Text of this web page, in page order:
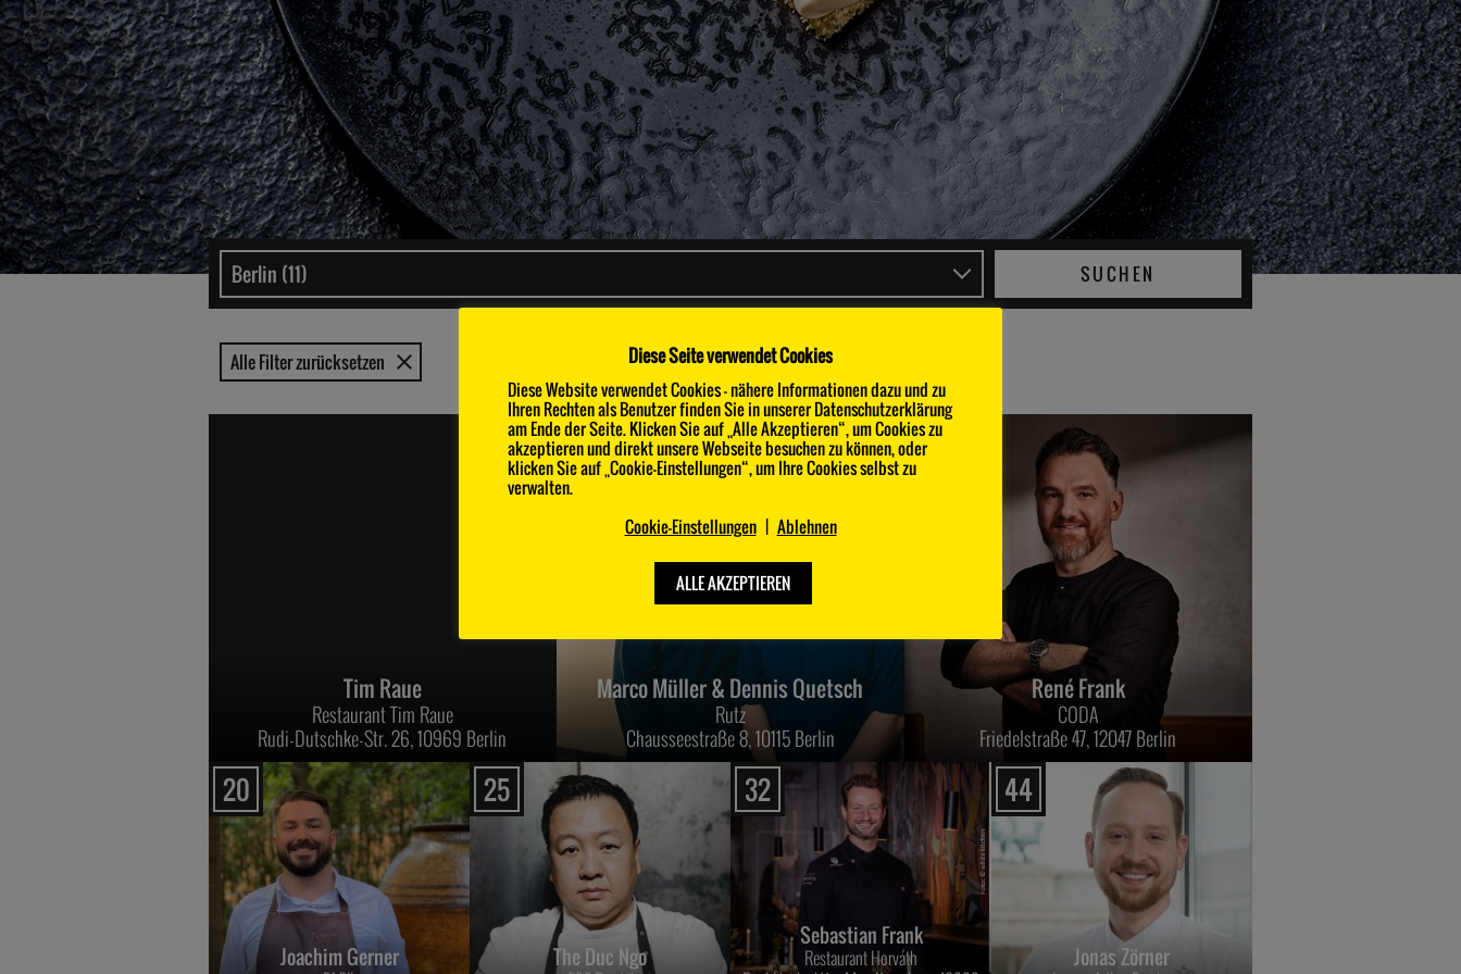
SUCHEN
Alle Filter zurücksetzen
Tim Raue
Restaurant Tim Raue
Rudi-Dutschke-Str. 26, 10969 Berlin
7
Marco Müller & Dennis Quetsch
Rutz
Chausseestraße 8, 10115 Berlin
10
René Frank
CODA
Friedelstraße 47, 12047 Berlin
20
Joachim Gerner
25
The Duc Ngo
32
Sebastian Frank
Restaurant Horváth
44
Jonas Zörner
Diese Seite verwendet Cookies
Diese Website verwendet Cookies - nähere Informationen dazu und zu
Ihren Rechten als Benutzer finden Sie in unserer Datenschutzerklärung
am Ende der Seite. Klicken Sie auf „Alle Akzeptieren“, um Cookies zu
akzeptieren und direkt unsere Webseite besuchen zu können, oder
klicken Sie auf „Cookie-Einstellungen“, um Ihre Cookies selbst zu
verwalten.
Cookie-Einstellungen
Ablehnen
ALLE AKZEPTIEREN